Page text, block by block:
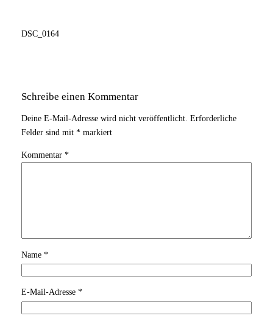
DSC_0164
Schreibe einen Kommentar
Deine E-Mail-Adresse wird nicht veröffentlicht. Erforderliche
Felder sind mit *markiert
Kommentar *
Name *
E-Mail-Adresse *